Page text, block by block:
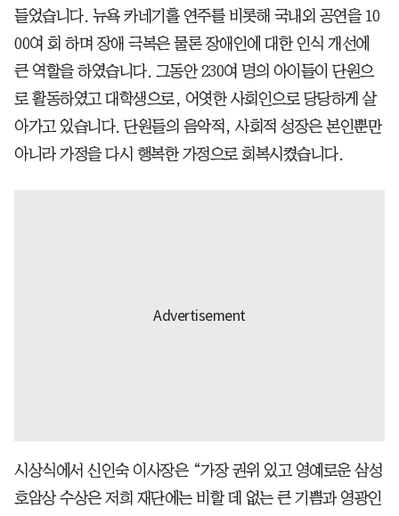
들었습니다. 뉴욕 카네기홀 연주를 비롯해 국내외 공연을 10
00여 회 하며 장애 극복은 물론 장애인에 대한 인식 개선에
큰 역할을 하였습니다. 그동안 230여 명의 아이들이 단원으
로 활동하였고 대학생으로, 어엿한 사회인으로 당당하게 살
아가고 있습니다. 단원들의 음악적, 사회적 성장은 본인뿐만
아니라 가정을 다시 행복한 가정으로 회복시켰습니다.
시상식에서 신인숙 이사장은 “가장 권위 있고 영예로운 삼성
호암상 수상은 저희 재단에는 비할 데 없는 큰 기쁨과 영광인